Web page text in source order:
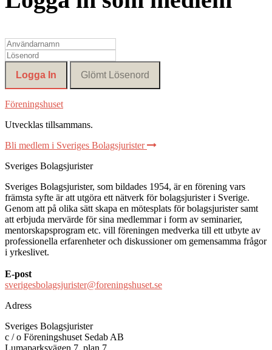
Föreningshuset
Utvecklas tillsammans.
Bli medlem i Sveriges Bolagsjurister
Sveriges Bolagsjurister
Sveriges Bolagsjurister, som bildades 1954, är en förening vars
främsta syfte är att utgöra ett nätverk för bolagsjurister i Sverige.
Genom att på olika sätt skapa en mötesplats för bolagsjurister samt
att erbjuda mervärde för sina medlemmar i form av seminarier,
mentorskapsprogram etc. vill föreningen medverka till ett utbyte av
professionella erfarenheter och diskussioner om gemensamma frågor
i yrkeslivet.
E-post
sverigesbolagsjurister@foreningshuset.se
Adress
Sveriges Bolagsjurister
c / o Föreningshuset Sedab AB
Lumaparksvägen 7, plan 7